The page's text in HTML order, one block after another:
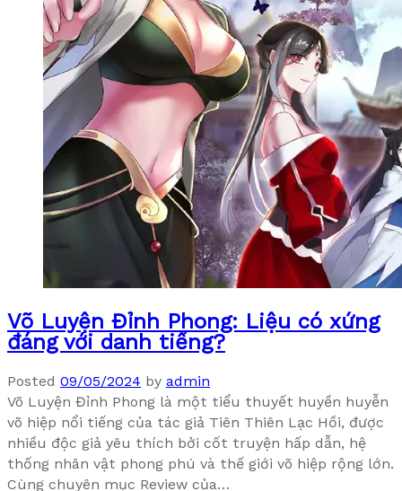
Võ Luyện Đỉnh Phong: Liệu có xứng
đáng với danh tiếng?
Posted 09/05/2024 by admin
Võ Luyện Đỉnh Phong là một tiểu thuyết huyền huyễn
võ hiệp nổi tiếng của tác giả Tiên Thiên Lạc Hồi, được
nhiều độc giả yêu thích bởi cốt truyện hấp dẫn, hệ
thống nhân vật phong phú và thế giới võ hiệp rộng lớn.
Cùng chuyên mục Review của…